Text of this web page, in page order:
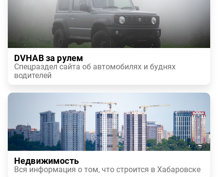
DVHAB за рулем
Спецраздел сайта об автомобилях и буднях
водителей
Недвижимость
Вся информация о том, что строится в Хабаровске